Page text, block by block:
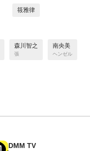
筱雅律
森川智之
張
南央美
ヘンゼル
DMM TV